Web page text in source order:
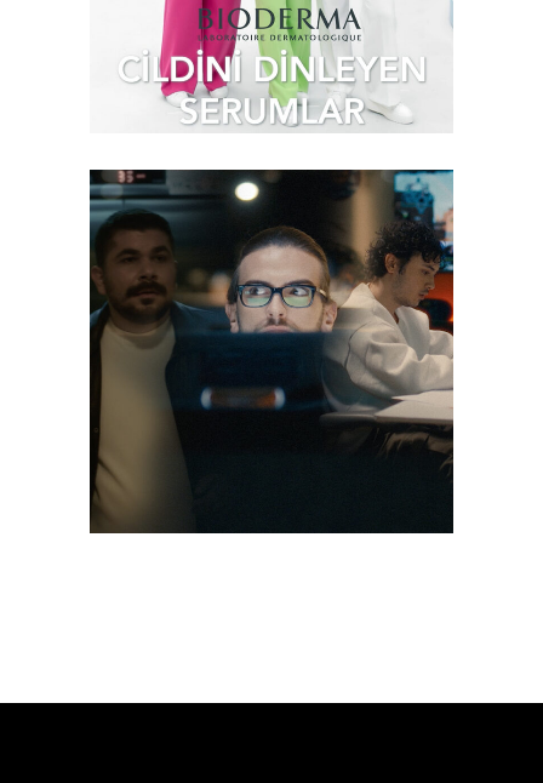
Case Study Reklam Filmi
Valorant – Champions
Tour #ÇokTanıdık Film
Serisi